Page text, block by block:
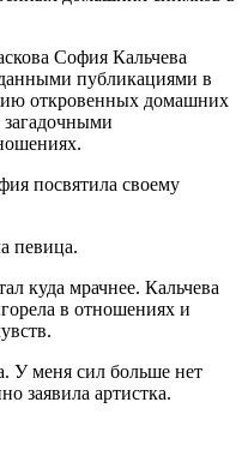
София Кальчева
публикациями в
откровенных домашних
посвятила своему
певица.
куда мрачнее. Кальчева
в отношениях и
У меня сил больше нет
заявила артистка.